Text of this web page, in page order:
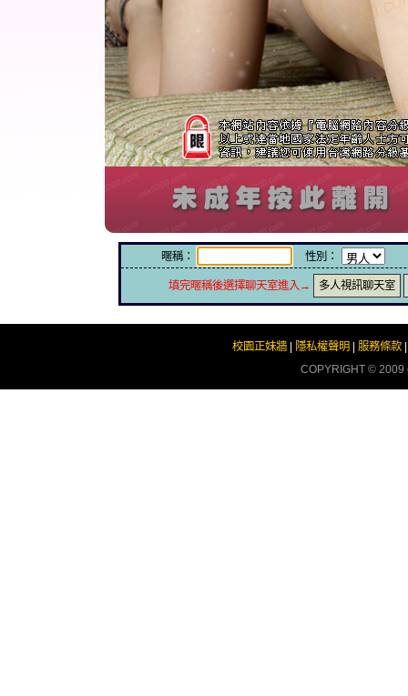
暱稱： 性別：
填完暱稱後選擇聊天室進入→ 多人視訊聊天室
校園正妹牆| 隱私權聲明 服務條款
COPYRIGHT © 2009